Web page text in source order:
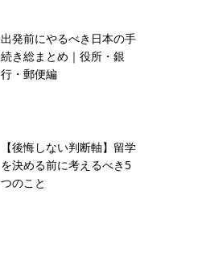
出発前にやるべき日本の手
続き総まとめ｜役所・銀
行・郵便編
【後悔しない判断軸】留学
を決める前に考えるべき5
つのこと